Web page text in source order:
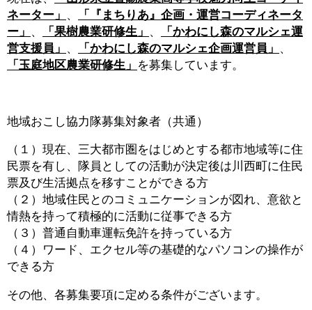
ネーター」 、
「『まちりあ』企画・運営コーディネータ
ー」 、 「果樹農業研修生」 、
「かわにし森のマルシェ運
営支援員」 、 「 かわにし森のマルシェ企画運営員」 、
「玉庭地区農業研修生」 を募集しています。
地域おこし協力隊募集対象者（共通）
（１）現在、三大都市圏をはじめとする都市地域等に住
民票を有し、隊員としての活動が決定後は川西町に住民
票及び生活拠点を移すことができる方
（２）地域住民とのコミュニケーションが図れ、意欲と
情熱を持って積極的に活動に従事できる方
（３）普通自動車運転免許を持っている方
（４）ワード、エクセル等の基礎的なパソコンの操作が
できる方
その他、各募集要項に定める条件がございます。